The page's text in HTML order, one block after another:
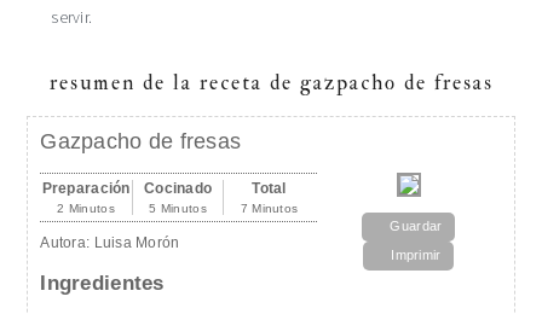
servir.
resumen de la receta de gazpacho de fresas
Gazpacho de fresas
Guardar
Imprimir
Preparación
2 Minutos
Cocinado
5 Minutos
Total
7 Minutos
Autora: Luisa Morón
Ingredientes